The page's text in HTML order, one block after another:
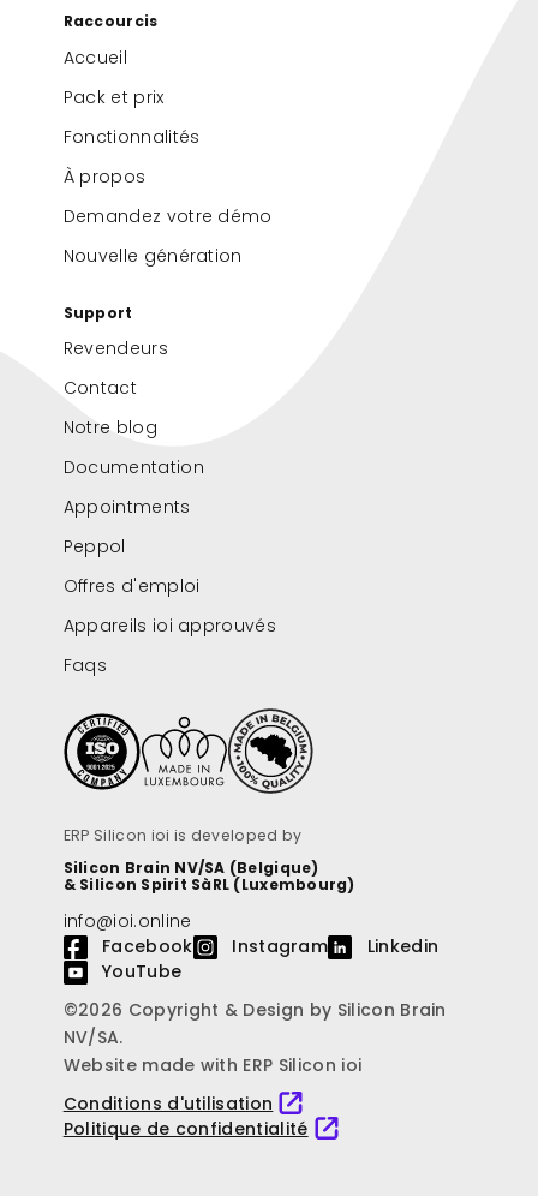
Raccourcis
Accueil
Pack et prix
Fonctionnalités
À propos
Demandez votre démo
Nouvelle génération
Support
Revendeurs
Contact
Notre blog
Documentation
Appointments
Peppol
Offres d'emploi
Appareils ioi approuvés
Faqs
ERP Silicon ioi is developed by
Silicon Brain NV/SA (Belgique)
& Silicon Spirit SàRL (Luxembourg)
info@ioi.online
Facebook
Instagram
Linkedin
YouTube
©2026 Copyright & Design by Silicon Brain
NV/SA.
Website made with ERP Silicon ioi
Conditions d'utilisation
Politique de confidentialité